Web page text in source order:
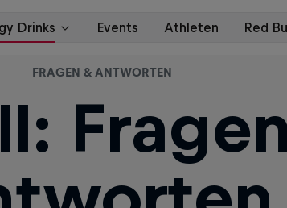
FRAGEN & ANTWORTEN